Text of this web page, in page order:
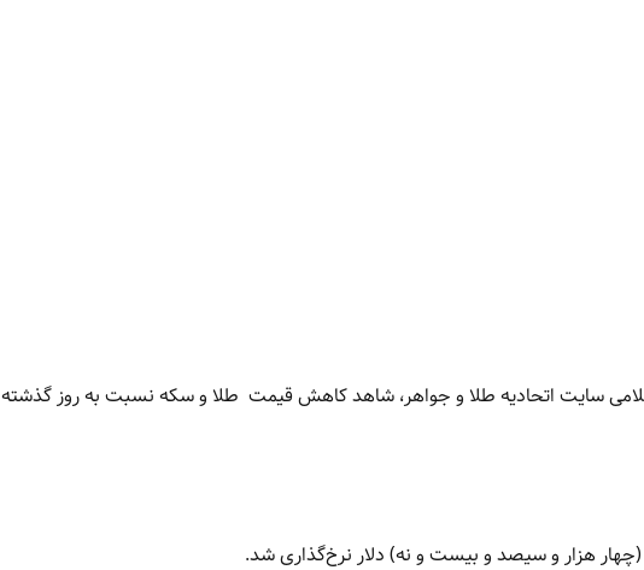
سایت اتحادیه طلا و جواهر، شاهد کاهش قیمت‌‌‌ طلا و سکه‌ نسبت به روز گذشته